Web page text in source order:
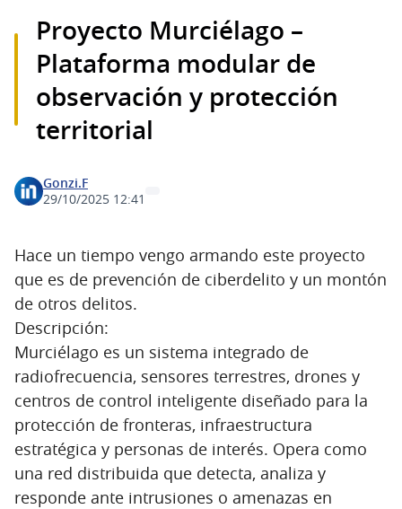
Proyecto Murciélago –
Plataforma modular de
observación y protección
territorial
Gonzi.F
29/10/2025 12:41
Hace un tiempo vengo armando este proyecto
que es de prevención de ciberdelito y un montón
de otros delitos.
Descripción:
Murciélago es un sistema integrado de
radiofrecuencia, sensores terrestres, drones y
centros de control inteligente diseñado para la
protección de fronteras, infraestructura
estratégica y personas de interés. Opera como
una red distribuida que detecta, analiza y
responde ante intrusiones o amenazas en